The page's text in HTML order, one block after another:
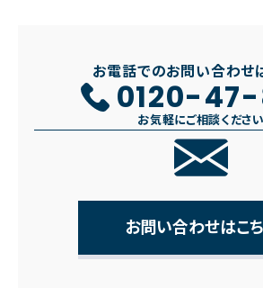
お電話でのお問い合わせ
0120-47-
お気軽にご相談ください
お問い合わせはこ